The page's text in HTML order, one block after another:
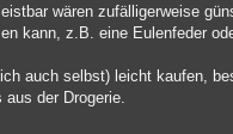
wären zufälligerweise
kann, z.B. eine Eulenfeder
auch selbst) leicht kaufen,
der Drogerie.